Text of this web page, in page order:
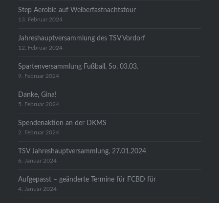
Step Aerobic auf Weiberfastnachtstour
13. Februar 2024
Jahreshauptversammlung des TSV Vordorf
12. Februar 2024
Spartenversammlung Fußball, So. 03.03.
9. Februar 2024
Danke, Gina!
5. Februar 2024
Spendenaktion an der DKMS
2. Februar 2024
TSV Jahreshauptversammlung, 27.01.2024
6. Januar 2024
Aufgepasst – geänderte Termine für FCBD für
4. Januar 2024